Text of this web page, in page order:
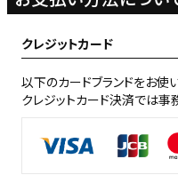
クレジットカード
以下のカードブランドをお使
クレジットカード決済では事